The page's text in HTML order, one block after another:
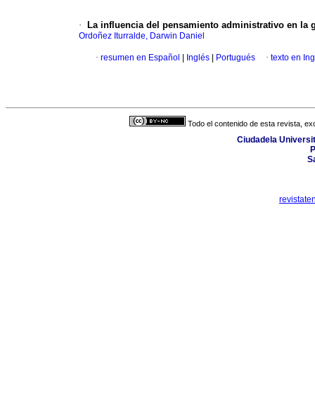
· La influencia del pensamiento administrativo en
Ordoñez Iturralde, Darwin Daniel
· resumen en Español Inglés Portugués · texto en
Todo el contenido de esta revista,
Ciudadela